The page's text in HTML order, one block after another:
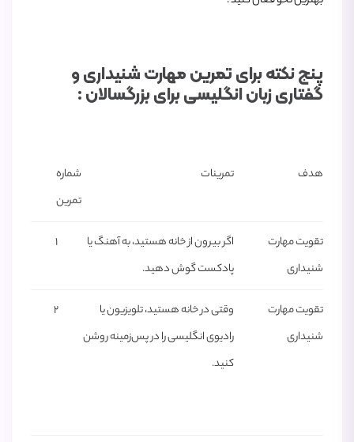
پنج نکته برای تمرین مهارت شنیداری و
گفتاری زبان انگلیسی برای بزرگسالان :
هدف تمرینات
شماره
تمرین
تقویت مهارت
شنیداری
اگر بیرون از خانه هستید، به آهنگ یا
پادکست گوش دهید.
1
تقویت مهارت
شنیداری
وقتی در خانه هستید، تلویزیون یا
رادیوی انگلیسی را در پس‌زمینه روشن
کنید.
2